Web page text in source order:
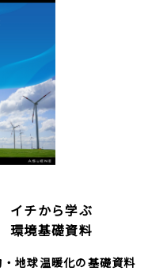
イチから学ぶ
環境基礎資料
・地球温暖化の基礎資料